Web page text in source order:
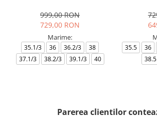
999,00 RON
729,00 RON
Marime:
35.1/3 36 36.2/3
38
37.1/3
38.2/3 39.1/3 40
35.5 36
38.5
Parerea clientilor